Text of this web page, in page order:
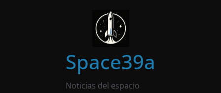
Space39a
Noticias del espacio